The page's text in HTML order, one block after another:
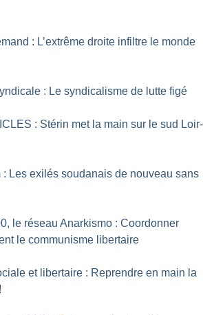
: L’extrême droite infiltre le monde
: Le syndicalisme de lutte figé
: Stérin met la main sur le sud Loir-
: Les exilés soudanais de nouveau sans
le réseau Anarkismo : Coordonner
le communisme libertaire
et libertaire : Reprendre en main la
!